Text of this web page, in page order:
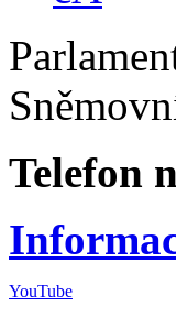
Telefon
YouTube